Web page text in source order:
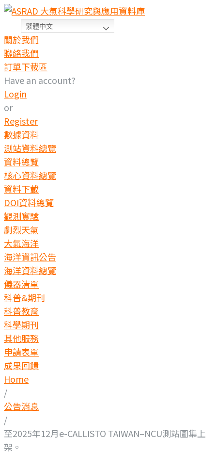
繁體中文
關於我們
聯絡我們
訂單下載區
Have an account?
Login
or
Register
數據資料
測站資料總覽
資料總覽
核心資料總覽
資料下載
DOI資料總覽
觀測實驗
劇烈天氣
大氣海洋
海洋資訊公告
海洋資料總覽
儀器清單
科普&期刊
科普教育
科學期刊
其他服務
申請表單
成果回饋
Home
/
公告消息
/
至2025年12月e-CALLISTO TAIWAN–NCU測站圖集上
架。